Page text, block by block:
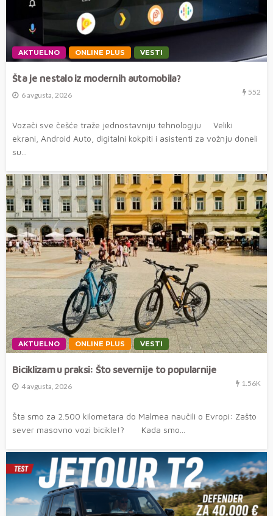
AKTUELNO ONLINE PLUS VESTI
Šta je nestalo iz modernih automobila?
6 avgusta, 2026 552
Vozači sve češće traže jednostavniju tehnologiju Veliki
ekrani, Android Auto, digitalni kokpiti i asistenti za vožnju doneli
su...
AKTUELNO ONLINE PLUS VESTI
Biciklizam u praksi: Što severnije to popularnije
4 avgusta, 2026 1.56K
Šta smo za 2.500 kilometara do Malmea naučili o Evropi: Zašto
sever masovno vozi bicikle!? Kada smo...